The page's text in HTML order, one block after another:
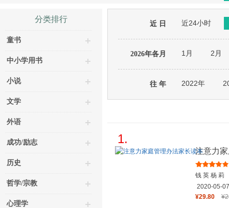
分类排行
童书
中小学用书
小说
文学
外语
成功/励志
历史
哲学/宗教
心理学
近 日 近24小时
2026年各月 1月 2月
往 年 2022年
1.
注意力
钱 英 杨 莉
2020-05-07
¥29.80